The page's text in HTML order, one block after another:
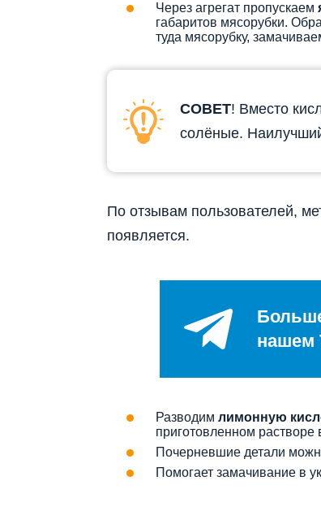
Через агрегат пропускаем
габаритов мясорубки.
туда мясорубку,
СОВЕТ! Вместо
солёные.
По отзывам пользователей,
появляется.
нашем
Разводим лимонную
приготовленном
Почерневшие детали
Помогает замачивание в